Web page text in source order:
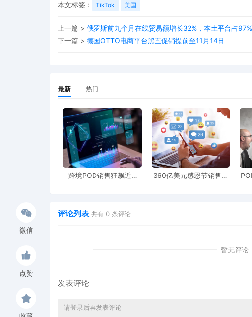
微信
点赞
本文标签：
TikTok 美国
上一篇 > 俄罗斯前九个月在线贸易额增长32%，本土平台占
下一篇 > 德国OTTO电商平台黑五促销提前至11月14日
最新 热门
跨境POD销售狂飙近5
360亿美元感恩节销售额
评论列表 共有 0 条评论
暂无评论
发表评论